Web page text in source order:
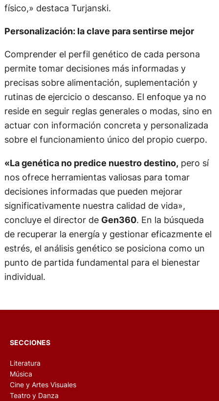
físico,» destaca Turjanski.
Personalización: la clave para sentirse mejor
Comprender el perfil genético de cada persona
permite tomar decisiones más informadas y
precisas sobre alimentación, suplementación y
rutinas de ejercicio o descanso. El enfoque ya no
reside en seguir reglas generales o modas, sino en
actuar con información concreta y personalizada
sobre el funcionamiento único del propio cuerpo.
«La genética no predice nuestro destino, pero sí
nos ofrece herramientas valiosas para tomar
decisiones informadas que pueden mejorar
significativamente nuestra calidad de vida»,
concluye el director de Gen360. En la búsqueda
de recuperar la energía y gestionar eficazmente el
estrés, el análisis genético se posiciona como un
punto de partida fundamental para el bienestar
individual.
SECCIONES
Literatura
Música
Cine y Artes Visuales
Teatro y Danza